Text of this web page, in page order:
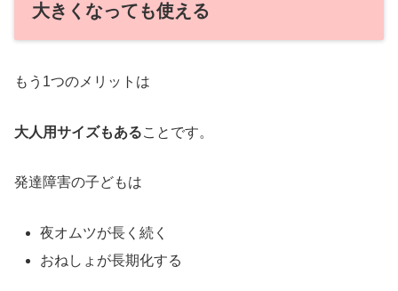
大きくなっても使える
もう1つのメリットは
大人用サイズもあることです。
発達障害の子どもは
夜オムツが長く続く
おねしょが長期化する